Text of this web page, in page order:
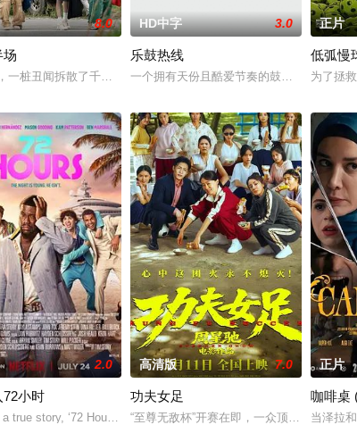
故事，但被分配到青少年保护队，被迫每天看色情片。更糟糕的是
following the film Ga
8.0
场
一桩丑闻拆散了千禧年初期当红的韩国流行三人团体。如今，三
HD中字 3.0
乐鼓热线
一个拥有天份且酷爱节奏的鼓手-戴文，高
正片
低弧慢
为了拯
情谊，并在途中发现了彼此对自然与智慧的共同热爱。
派对 特别是今年 当这群人聚在一起 用大量的爱和同情送出自己的
2.0
72小时
true story, ‘72 Hours’ follows Joe (Hart), a married father
高清版 7.0
功夫女足
“至尊无敌杯”开赛在即，一众顶尖球队即
正片
咖啡桌
当泽拉